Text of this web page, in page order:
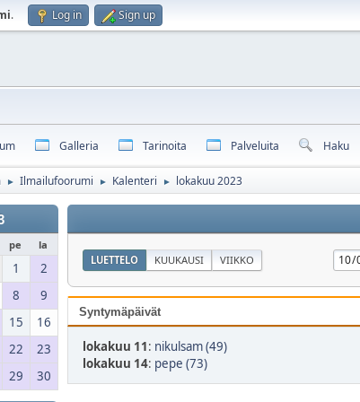
. Log in Sign up
Galleria Tarinoita Palveluita Haku
► Ilmailufoorumi ► Kalenteri ► lokakuu 2023
pe la
1
2
8
9
15
16
22
23
29 30
LUETTELO KUUKAUSI VIIKKO
Syntymäpäivät
lokakuu 11: nikulsam (49)
lokakuu 14: pepe (73)